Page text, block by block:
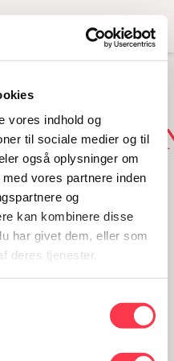
vores indhold og
til sociale medier og til
også oplysninger om
vores partnere inden
og
kan kombinere disse
har givet dem, eller som
deres tjenester.
Menu
OM